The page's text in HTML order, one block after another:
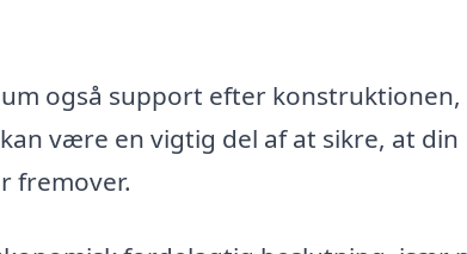
også support efter konstruktionen,
være en vigtig del af at sikre, at din
fremover.